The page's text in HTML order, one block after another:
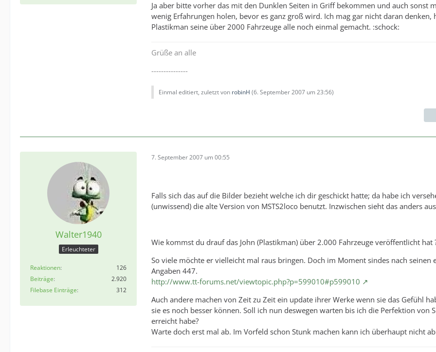
Ja aber bitte vorher das mit den Dunklen Seiten in Griff bekommen und auch sonst
wenig Erfahrungen holen, bevor es ganz groß wird. Ich mag gar nicht daran denken,
Plastikman seine über 2000 Fahrzeuge alle noch einmal gemacht. :schock:
Grüße an alle
---------------
Einmal editiert, zuletzt von robinH (6. September 2007 um 23:56)
Walter1940
Erleuchteter
Reaktionen
126
Beiträge
2.920
Filebase Einträge
312
7. September 2007 um 00:55
Falls sich das auf die Bilder bezieht welche ich dir geschickt hatte; da habe ich
(unwissend) die alte Version von MSTS2loco benutzt. Inzwischen sieht das anders
Wie kommst du drauf das John (Plastikman) über 2.000 Fahrzeuge veröffentlicht hat
So viele möchte er vielleicht mal raus bringen. Doch im Moment sindes nach seinen
Angaben 447.
http://www.tt-forums.net/viewtopic.php?p=599010#p599010
Auch andere machen von Zeit zu Zeit ein update ihrer Werke wenn sie das Gefühl
sie es noch besser können. Soll ich nun deswegen warten bis ich die Perfektion von
erreicht habe?
Warte doch erst mal ab. Im Vorfeld schon Stunk machen kann ich überhaupt nicht